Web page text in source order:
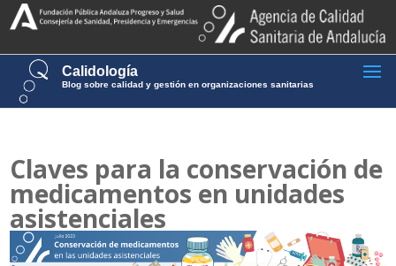
Calidología
Blog sobre calidad y gestión en organizaciones sanitarias
Claves para la conservación de
medicamentos en unidades
asistenciales